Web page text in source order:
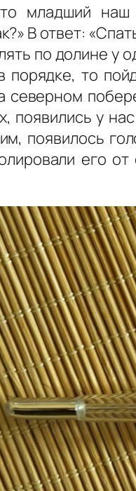
младший наш
В ответ:
по долине
порядке, то
северном
появились у
появилось
его